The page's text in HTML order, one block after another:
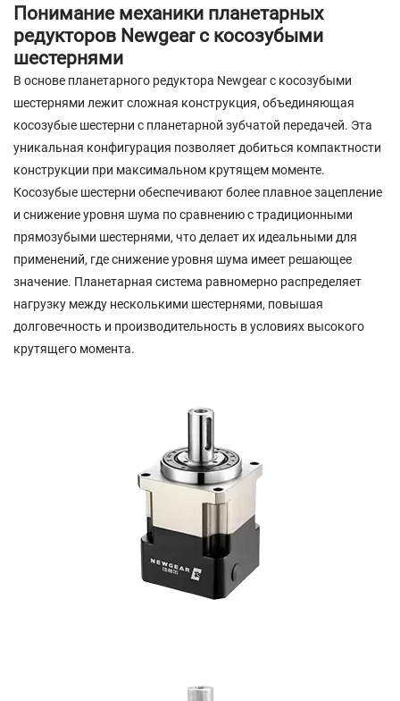
Понимание механики планетарных
редукторов Newgear с косозубыми
шестернями
В основе планетарного редуктора Newgear с косозубыми
шестернями лежит сложная конструкция, объединяющая
косозубые шестерни с планетарной зубчатой ​​передачей. Эта
уникальная конфигурация позволяет добиться компактности
конструкции при максимальном крутящем моменте.
Косозубые шестерни обеспечивают более плавное зацепление
и снижение уровня шума по сравнению с традиционными
прямозубыми шестернями, что делает их идеальными для
применений, где снижение уровня шума имеет решающее
значение. Планетарная система равномерно распределяет
нагрузку между несколькими шестернями, повышая
долговечность и производительность в условиях высокого
крутящего момента.